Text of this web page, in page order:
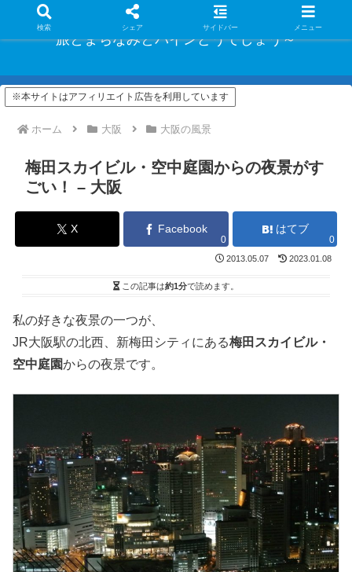
旅とまちなみとパインどうでしょう～
※本サイトはアフィリエイト広告を利用しています
ホーム 大阪 大阪の風景
梅田スカイビル・空中庭園からの夜景がす
ごい！ – 大阪
X Facebook
0
はてブ
0
2013.05.07 2023.01.08
この記事は約1分で読めます。
私の好きな夜景の一つが、
JR大阪駅の北西、新梅田シティにある梅田スカイビル・
空中庭園からの夜景です。
検索 シェア サイドバー メニュー